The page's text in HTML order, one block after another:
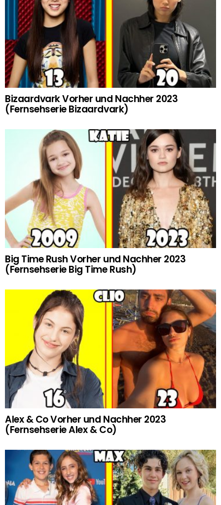
Bizaardvark Vorher und Nachher 2023
(Fernsehserie Bizaardvark)
Big Time Rush Vorher und Nachher 2023
(Fernsehserie Big Time Rush)
Alex & Co Vorher und Nachher 2023
(Fernsehserie Alex & Co)